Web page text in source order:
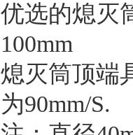
优选的熄灭
100mm
熄灭筒顶端
为90mm/S.